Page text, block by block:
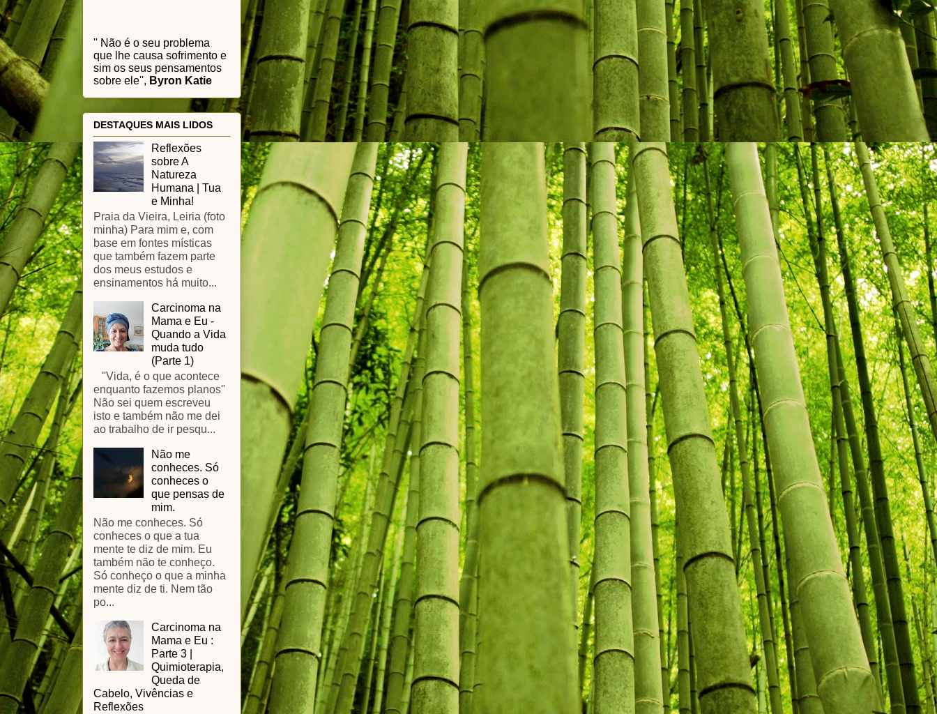
'' Não é o seu problema
que lhe causa sofrimento e
sim os seus pensamentos
sobre ele'', Byron Katie
DESTAQUES MAIS LIDOS
Reflexões
sobre A
Natureza
Humana | Tua
e Minha!
Praia da Vieira, Leiria (foto
minha) Para mim e, com
base em fontes místicas
que também fazem parte
dos meus estudos e
ensinamentos há muito...
Carcinoma na
Mama e Eu -
Quando a Vida
muda tudo
(Parte 1)
''Vida, é o que acontece
enquanto fazemos planos''
Não sei quem escreveu
isto e também não me dei
ao trabalho de ir pesqu...
Não me
conheces. Só
conheces o
que pensas de
mim.
Não me conheces. Só
conheces o que a tua
mente te diz de mim. Eu
também não te conheço.
Só conheço o que a minha
mente diz de ti. Nem tão
po...
Carcinoma na
Mama e Eu :
Parte 3 |
Quimioterapia,
Queda de
Cabelo, Vivências e
Reflexões